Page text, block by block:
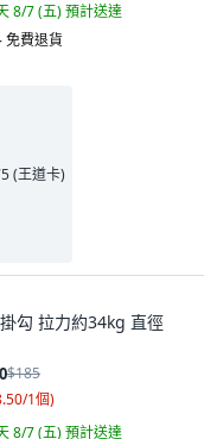
8/7 (五)預計送達
免費退貨
(王道卡)
勾 拉力約34kg 直徑
$185
1個)
8/7 (五)預計送達